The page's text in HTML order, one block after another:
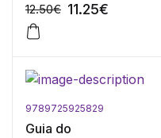
12.50€ 11.25€
9789725925829
Guia do